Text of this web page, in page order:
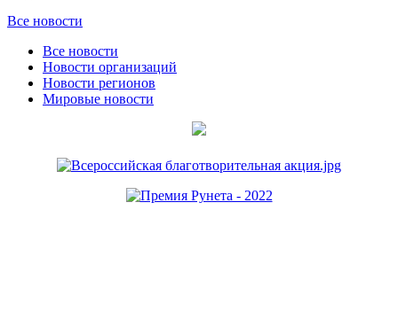
Все новости
Все новости
Новости организаций
Новости регионов
Мировые новости